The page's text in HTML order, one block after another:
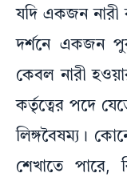
যদি একজন নারী
দর্শনে একজন
কেবল নারী
কর্তৃত্বের পদে
লিঙ্গবৈষম্য।
শেখাতে পারে,